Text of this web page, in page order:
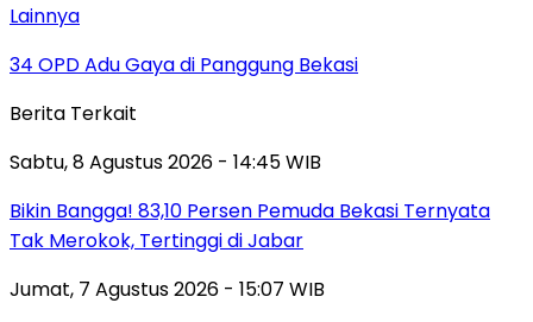
Lainnya
34 OPD Adu Gaya di Panggung Bekasi
Berita Terkait
Sabtu, 8 Agustus 2026 - 14:45 WIB
Bikin Bangga! 83,10 Persen Pemuda Bekasi Ternyata
Tak Merokok, Tertinggi di Jabar
Jumat, 7 Agustus 2026 - 15:07 WIB